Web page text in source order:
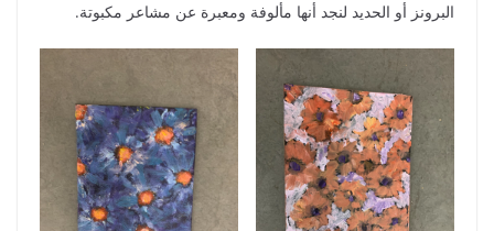
البرونز أو الحديد لنجد أنها مألوفة ومعبرة عن مشاعر مكبوتة.